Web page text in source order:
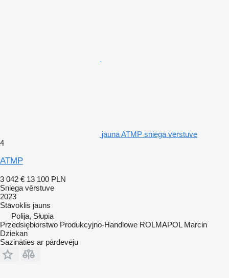
jauna ATMP sniega vērstuve
4
ATMP
3 042 € 13 100 PLN
Sniega vērstuve
2023
Stāvoklis jauns
Polija, Słupia
Przedsiębiorstwo Produkcyjno-Handlowe ROLMAPOL Marcin
Dziekan
Sazināties ar pārdevēju